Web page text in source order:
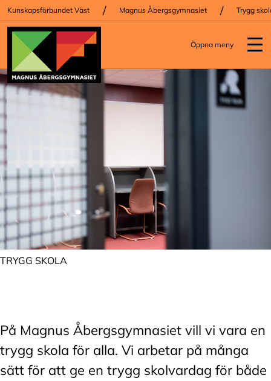
Kunskapsförbundet Väst / Magnus Åbergsgymnasiet / Trygg
Öppna meny
TRYGG SKOLA
På Magnus Åbergsgymnasiet vill vi vara en
trygg skola för alla. Vi arbetar på många
sätt för att ge en trygg skolvardag för både